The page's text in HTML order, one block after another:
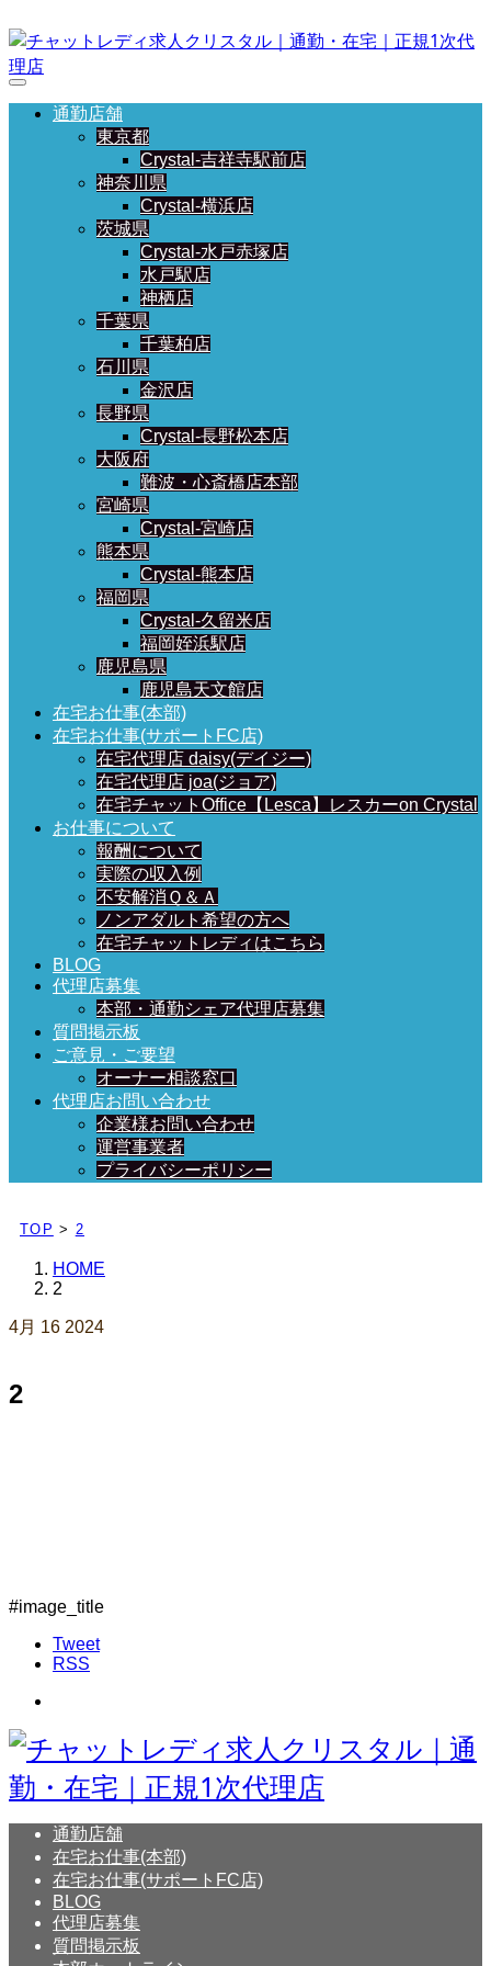
通勤店舗
東京都
Crystal-吉祥寺駅前店
神奈川県
Crystal-横浜店
茨城県
Crystal-水戸赤塚店
水戸駅店
神栖店
千葉県
千葉柏店
石川県
金沢店
長野県
Crystal-長野松本店
大阪府
難波・心斎橋店本部
宮崎県
Crystal-宮崎店
熊本県
Crystal-熊本店
福岡県
Crystal-久留米店
福岡姪浜駅店
鹿児島県
鹿児島天文館店
在宅お仕事(本部)
在宅お仕事(サポートFC店)
在宅代理店 daisy(デイジー)
在宅代理店 joa(ジョア)
在宅チャットOffice【Lesca】レスカーon Crystal
お仕事について
報酬について
実際の収入例
不安解消Ｑ＆Ａ
ノンアダルト希望の方へ
在宅チャットレディはこちら
BLOG
代理店募集
本部・通勤シェア代理店募集
質問掲示板
ご意見・ご要望
オーナー相談窓口
代理店お問い合わせ
企業様お問い合わせ
運営事業者
プライバシーポリシー
TOP > 2
HOME
2
4月 16 2024
2
#image_title
Tweet
RSS
通勤店舗
在宅お仕事(本部)
在宅お仕事(サポートFC店)
BLOG
代理店募集
質問掲示板